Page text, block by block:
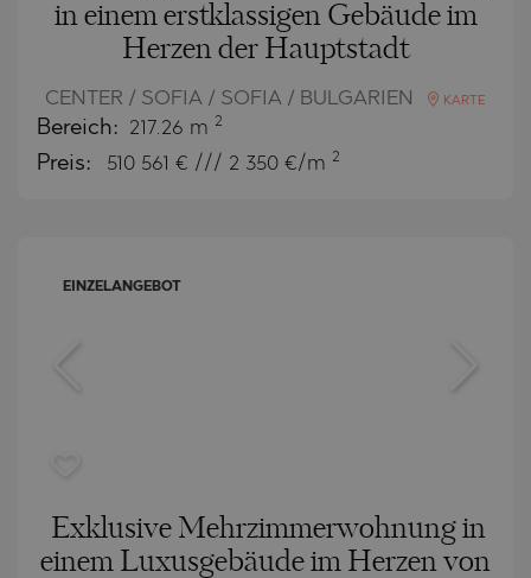
in einem erstklassigen Gebäude im
Herzen der Hauptstadt
CENTER / SOFIA / SOFIA / BULGARIEN KARTE
Bereich: 217.26 m 2
Preis: 510 561 € /// 2 350 €/m 2
EINZELANGEBOT
Exklusive Mehrzimmerwohnung in
einem Luxusgebäude im Herzen von